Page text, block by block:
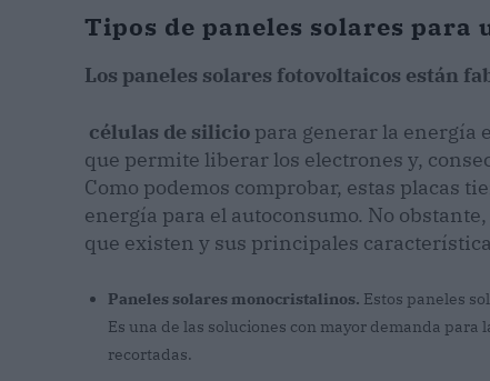
Tipos de paneles solares para
Los paneles solares fotovoltaicos están
células de silicio para generar la energía
que permite liberar los electrones y,
Como podemos comprobar, estas placas
energía para el autoconsumo. No
que existen y sus principales
Paneles solares monocristalinos. Estos paneles
Es una de las soluciones con mayor demanda
recortadas.